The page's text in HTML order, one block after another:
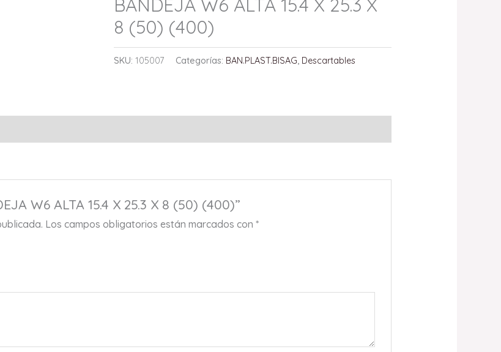
BANDEJA W6 ALTA 15.4 X 25.3 X
8 (50) (400)
SKU:105007 Categorías: BAN.PLAST.BISAG, Descartables
W6 ALTA 15.4 X 25.3 X 8 (50) (400)”
Los campos obligatorios están marcados con*